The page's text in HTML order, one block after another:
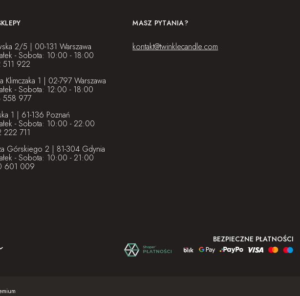
2/5 | 00-131 Warszawa
- Sobota: 10:00 - 18:00
922
Klimczaka 1 | 02-797 Warszawa
- Sobota: 12:00 - 18:00
558 977
1 | 61-136 Poznań
- Sobota: 10:00 - 22:00
711
Górskiego 2 | 81-304 Gdynia
- Sobota: 10:00 - 21:00
601 009
MASZ PYTANIA?
kontakt@twinklecandle.com
BEZPIECZNE PŁATNOŚCI